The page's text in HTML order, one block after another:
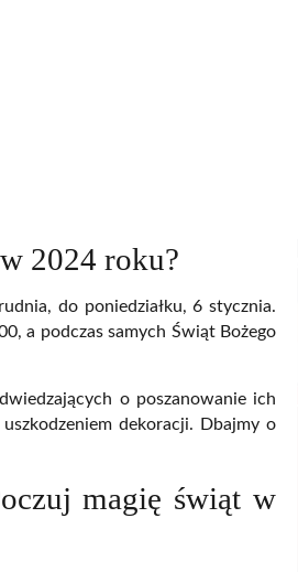
2024 roku?
do poniedziałku, 6 stycznia.
a podczas samych Świąt Bożego
o poszanowanie ich
dekoracji. Dbajmy o
magię świąt w